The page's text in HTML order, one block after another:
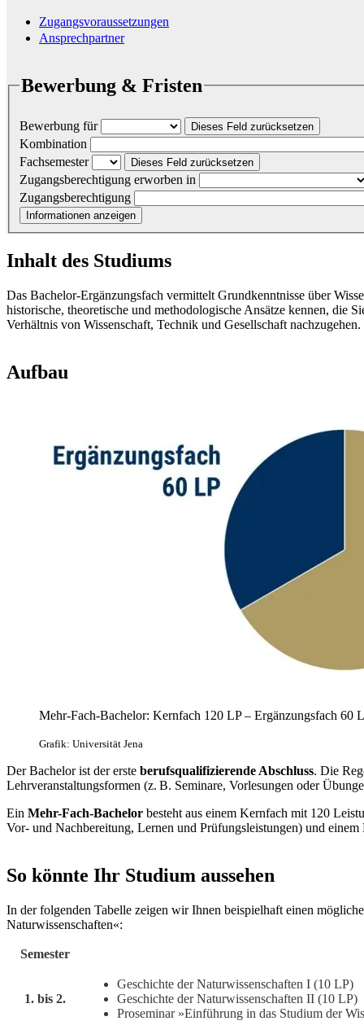
Zugangsvoraussetzungen
Ansprechpartner
Bewerbung & Fristen
Bewerbung für Dieses Feld zurücksetzen
Kombination
Fachsemester
Dieses Feld zurücksetzen
Zugangsberechtigung erworben in
Zugangsberechtigung
Informationen anzeigen
Inhalt des Studiums
Das Bachelor-Ergänzungsfach vermittelt Grundkenntnisse über
historische, theoretische und methodologische Ansätze kennen, die
Verhältnis von Wissenschaft, Technik und Gesellschaft nachzugehen.
Aufbau
Mehr-Fach-Bachelor: Kernfach 120 LP – Ergänzungsfach 60
Grafik: Universität Jena
Der Bachelor ist der erste berufsqualifizierende Abschluss. Die
Lehrveranstaltungsformen (z. B. Seminare, Vorlesungen oder
Ein Mehr-Fach-Bachelor besteht aus einem Kernfach mit 120
Vor- und Nachbereitung, Lernen und Prüfungsleistungen) und
So könnte Ihr Studium aussehen
In der folgenden Tabelle zeigen wir Ihnen beispielhaft einen
Naturwissenschaften«:
Semester
1. bis 2.
Geschichte der Naturwissenschaften I (10 LP)
Geschichte der Naturwissenschaften II (10 LP)
Proseminar »Einführung in das Studium der